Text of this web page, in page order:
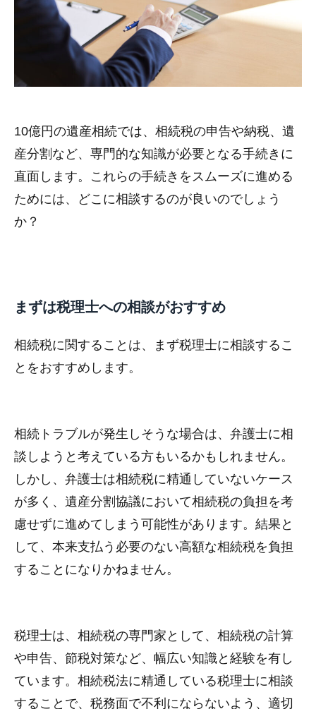
10億円の遺産相続では、相続税の申告や納税、遺
産分割など、専門的な知識が必要となる手続きに
直面します。これらの手続きをスムーズに進める
ためには、どこに相談するのが良いのでしょう
か？
まずは税理士への相談がおすすめ
相続税に関することは、まず税理士に相談するこ
とをおすすめします。
相続トラブルが発生しそうな場合は、弁護士に相
談しようと考えている方もいるかもしれません。
しかし、弁護士は相続税に精通していないケース
が多く、遺産分割協議において相続税の負担を考
慮せずに進めてしまう可能性があります。結果と
して、本来支払う必要のない高額な相続税を負担
することになりかねません。
税理士は、相続税の専門家として、相続税の計算
や申告、節税対策など、幅広い知識と経験を有し
ています。相続税法に精通している税理士に相談
することで、税務面で不利にならないよう、適切